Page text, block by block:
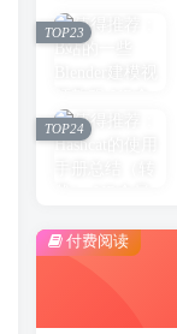
TOP23
TOP24
付费阅读